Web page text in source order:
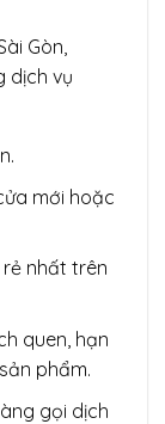
Gòn,
dịch vụ
mới hoặc
nhất trên
quen, hạn
phẩm.
gọi dịch